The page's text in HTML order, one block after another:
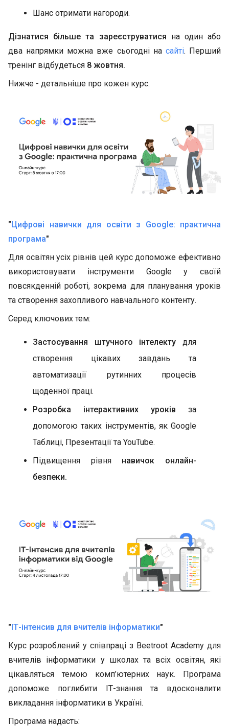
Шанс отримати нагороди.
Дізнатися більше та зареєструватися на один або
два напрямки можна вже сьогодні на сайті. Перший
тренінг відбудеться 8 жовтня.
Нижче - детальніше про кожен курс.
"Цифрові навички для освіти з Google: практична
програма"
Для освітян усіх рівнів цей курс допоможе ефективно
використовувати інструменти Google у своїй
повсякденній роботі, зокрема для планування уроків
та створення захопливого навчального контенту.
Серед ключових тем:
Застосування штучного інтелекту для
створення цікавих завдань та
автоматизації рутинних процесів
щоденної праці.
Розробка інтерактивних уроків за
допомогою таких інструментів, як Google
Таблиці, Презентації та YouTube.
Підвищення рівня навичок онлайн-
безпеки.
" ІТ-інтенсив для вчителів інформатики"
Курс розроблений у співпраці з Beetroot Academy для
вчителів інформатики у школах та всіх освітян, які
цікавляться темою комп’ютерних наук. Програма
допоможе поглибити ІТ-знання та вдосконалити
викладання інформатики в Україні.
Програма надасть: